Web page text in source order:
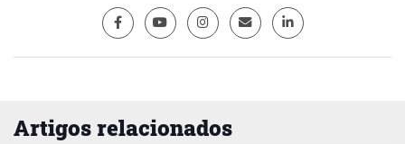
Artigos relacionados